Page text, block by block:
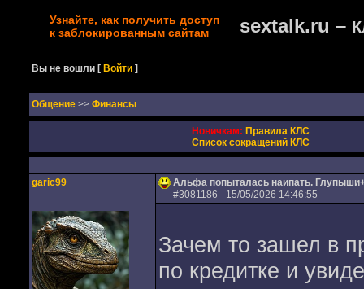
Узнайте, как получить доступ
к заблокированным сайтам
sextalk.ru –
Вы не вошли [Войти ]
Oбщение >> Финансы
Новичкам: Правила КЛС
Список сокращений КЛС
garic99
Альфа попыталась наипать.
#3081186 - 15/05/2026 14:46:55
Зачем то зашел в
по кредитке и